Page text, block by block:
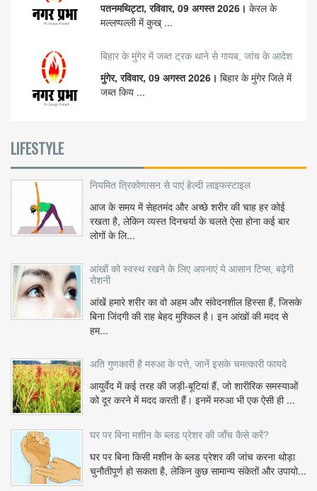
पतनमथिट्टा, रविवार, 09 अगस्त 2026। केरल के
मल्लप्पल्ली में कुख् ...
बिहार के मुंगेर में जब्त ट्रक थाने से गायब, जांच के आदेश
मुंगेर, रविवार, 09 अगस्त 2026। बिहार के मुंगेर जिले में
जब्त किय ...
LIFESTYLE
नियमित त्रिकोणासन से पाएं हेल्दी लाइफस्टाइल
आज के समय में सेहतमंद और अच्छे शरीर की चाह हर कोई
रखता है, लेकिन व्यस्त दिनचर्या के चलते ऐसा होना कई बार
लोगों के लि...
आंखों को स्वस्थ रखने के लिए अपनाएं ये आसान टिप्स, बढ़ेगी
रोशनी
आंखें हमारे शरीर का वो अहम और संवेदनशील हिस्सा हैं, जिसके
बिना जिंदगी की राह बेहद मुश्किल है। इन आंखों की मदद से
हम...
अति गुणकारी है मरुआ के पत्ते, जानें इसके चमत्कारी फायदे
आयुर्वेद में कई तरह की जड़ी-बूटियां हैं, जो शारीरिक समस्याओं
को दूर करने में मदद करती हैं। इनमें मरुआ भी एक ऐसी ही ...
घर पर बिना मशीन के ब्लड प्रेशर की जाँच कैसे करें?
घर पर बिना किसी मशीन के ब्लड प्रेशर की जांच करना थोड़ा
चुनौतीपूर्ण हो सकता है, लेकिन कुछ सामान्य संकेतों और उपायो...